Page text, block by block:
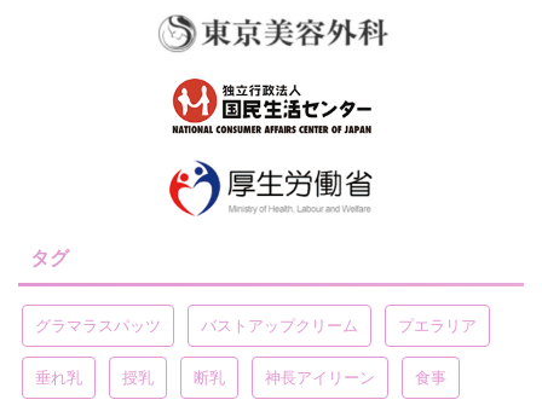
タグ
グラマラスパッツ バストアップクリーム プエラリア
垂れ乳 授乳 断乳 神長アイリーン 食事